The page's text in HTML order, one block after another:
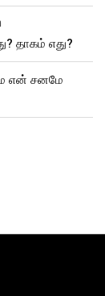
தாகம் எது?
என் சனமே